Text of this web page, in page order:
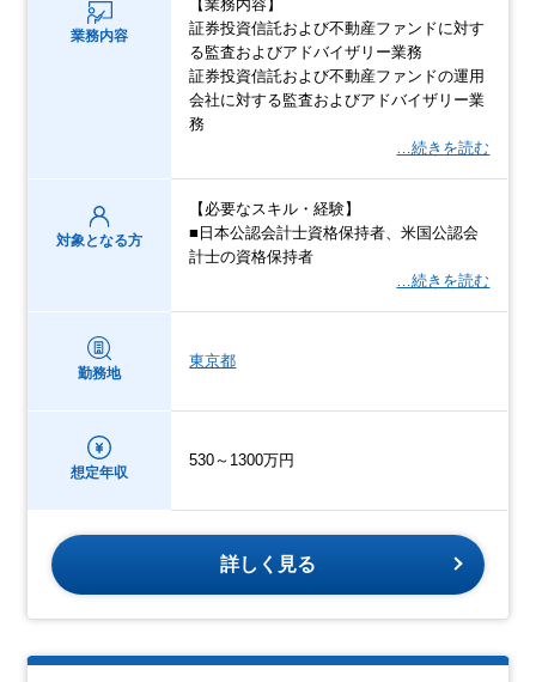
業務内容
【業務内容】
証券投資信託および不動産ファンドに対す
る監査およびアドバイザリー業務
証券投資信託および不動産ファンドの運用
会社に対する監査およびアドバイザリー業
務
…続きを読む
対象となる方
【必要なスキル・経験】
■日本公認会計士資格保持者、米国公認会
計士の資格保持者
…続きを読む
勤務地
東京都
想定年収
530～1300万円
詳しく見る